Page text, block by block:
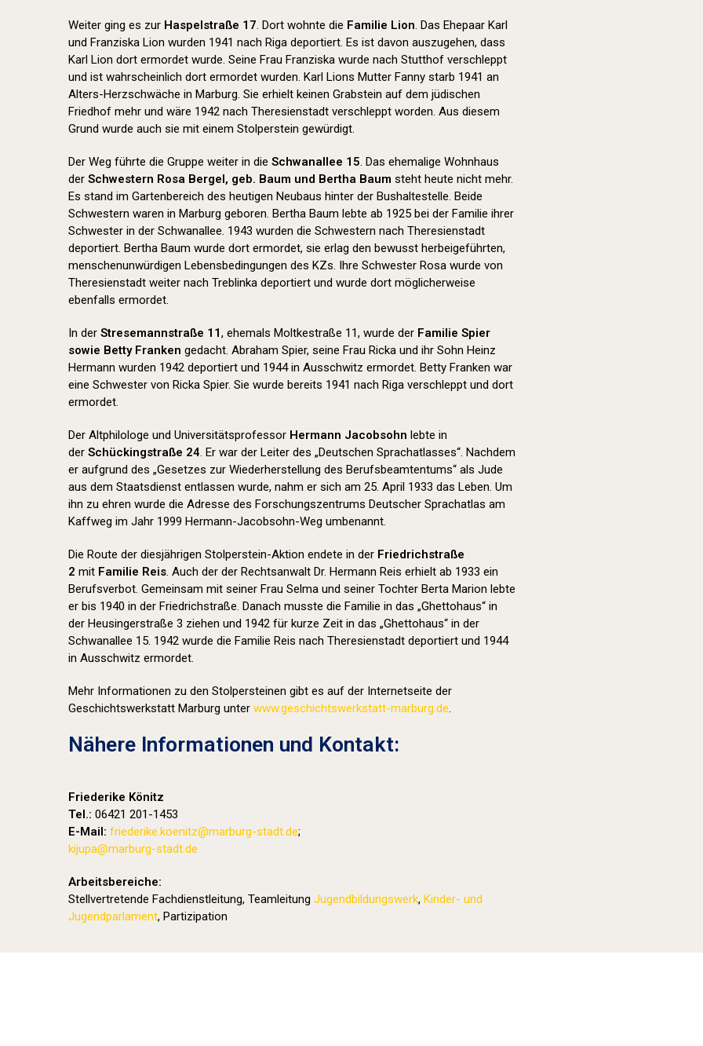
Weiter ging es zur Haspelstraße 17. Dort wohnte die Familie Lion. Das Ehepaar Karl
und Franziska Lion wurden 1941 nach Riga deportiert. Es ist davon auszugehen, dass
Karl Lion dort ermordet wurde. Seine Frau Franziska wurde nach Stutthof verschleppt
und ist wahrscheinlich dort ermordet wurden. Karl Lions Mutter Fanny starb 1941 an
Alters-Herzschwäche in Marburg. Sie erhielt keinen Grabstein auf dem jüdischen
Friedhof mehr und wäre 1942 nach Theresienstadt verschleppt worden. Aus diesem
Grund wurde auch sie mit einem Stolperstein gewürdigt.
Der Weg führte die Gruppe weiter in die Schwanallee 15. Das ehemalige Wohnhaus
der Schwestern Rosa Bergel, geb. Baum und Bertha Baum steht heute nicht mehr.
Es stand im Gartenbereich des heutigen Neubaus hinter der Bushaltestelle. Beide
Schwestern waren in Marburg geboren. Bertha Baum lebte ab 1925 bei der Familie ihrer
Schwester in der Schwanallee. 1943 wurden die Schwestern nach Theresienstadt
deportiert. Bertha Baum wurde dort ermordet, sie erlag den bewusst herbeigeführten,
menschenunwürdigen Lebensbedingungen des KZs. Ihre Schwester Rosa wurde von
Theresienstadt weiter nach Treblinka deportiert und wurde dort möglicherweise
ebenfalls ermordet.
In der Stresemannstraße 11, ehemals Moltkestraße 11, wurde der Familie Spier
sowie Betty Franken gedacht. Abraham Spier, seine Frau Ricka und ihr Sohn Heinz
Hermann wurden 1942 deportiert und 1944 in Ausschwitz ermordet. Betty Franken war
eine Schwester von Ricka Spier. Sie wurde bereits 1941 nach Riga verschleppt und dort
ermordet.
Der Altphilologe und Universitätsprofessor Hermann Jacobsohn lebte in
der Schückingstraße 24. Er war der Leiter des „Deutschen Sprachatlasses“. Nachdem
er aufgrund des „Gesetzes zur Wiederherstellung des Berufsbeamtentums“ als Jude
aus dem Staatsdienst entlassen wurde, nahm er sich am 25. April 1933 das Leben. Um
ihn zu ehren wurde die Adresse des Forschungszentrums Deutscher Sprachatlas am
Kaffweg im Jahr 1999 Hermann-Jacobsohn-Weg umbenannt.
Die Route der diesjährigen Stolperstein-Aktion endete in der Friedrichstraße
2 mit Familie Reis. Auch der der Rechtsanwalt Dr. Hermann Reis erhielt ab 1933 ein
Berufsverbot. Gemeinsam mit seiner Frau Selma und seiner Tochter Berta Marion lebte
er bis 1940 in der Friedrichstraße. Danach musste die Familie in das „Ghettohaus“ in
der Heusingerstraße 3 ziehen und 1942 für kurze Zeit in das „Ghettohaus“ in der
Schwanallee 15. 1942 wurde die Familie Reis nach Theresienstadt deportiert und 1944
in Ausschwitz ermordet.
Mehr Informationen zu den Stolpersteinen gibt es auf der Internetseite der
Geschichtswerkstatt Marburg unter www.geschichtswerkstatt-marburg.de.
Nähere Informationen und Kontakt:
Friederike Könitz
Tel.: 06421 201-1453
E-Mail: friederike.koenitz@marburg-stadt.de;
kijupa@marburg-stadt.de
Arbeitsbereiche:
Stellvertretende Fachdienstleitung, Teamleitung Jugendbildungswerk, Kinder- und
Jugendparlament, Partizipation